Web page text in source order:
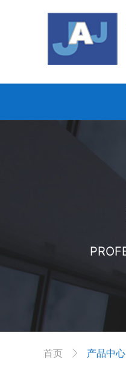
首页  产品中心